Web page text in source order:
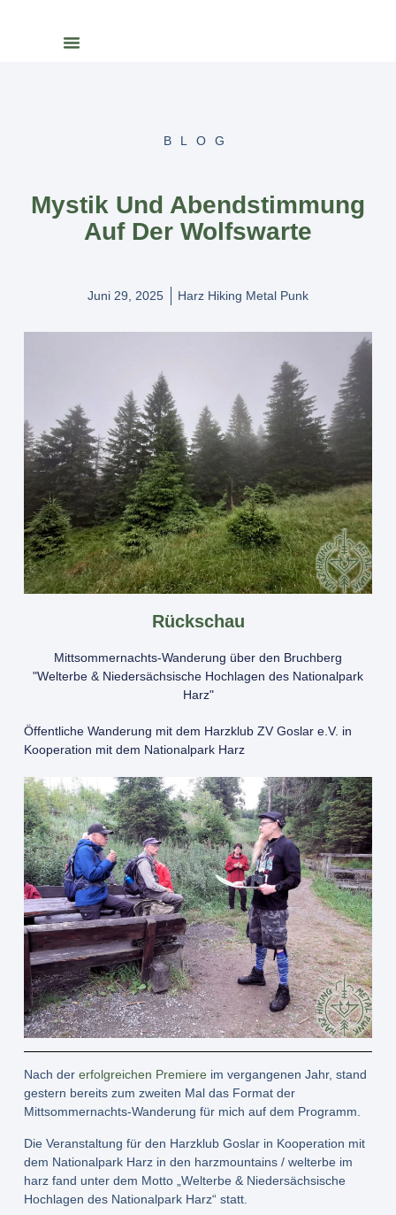
BLOG
Mystik Und Abendstimmung
Auf Der Wolfswarte
Juni 29, 2025 Harz Hiking Metal Punk
Rückschau
Mittsommernachts-Wanderung über den Bruchberg
"Welterbe & Niedersächsische Hochlagen des Nationalpark
Harz"
Öffentliche Wanderung mit dem Harzklub ZV Goslar e.V. in
Kooperation mit dem Nationalpark Harz
Nach der erfolgreichen Premiere im vergangenen Jahr, stand
gestern bereits zum zweiten Mal das Format der
Mittsommernachts-Wanderung für mich auf dem Programm.
Die Veranstaltung für den Harzklub Goslar in Kooperation mit
dem Nationalpark Harz in den harzmountains / welterbe im
harz fand unter dem Motto „Welterbe & Niedersächsische
Hochlagen des Nationalpark Harz“ statt.